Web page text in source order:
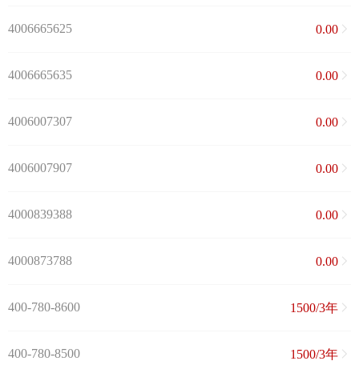
4006665625 0.00
4006665635 0.00
4006007307 0.00
4006007907 0.00
4000839388 0.00
4000873788 0.00
400-780-8600 1500/3年
400-780-8500 1500/3年